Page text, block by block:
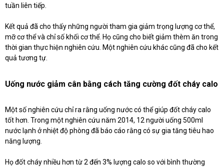
tuần liên tiếp.
Kết quả đã cho thấy những người tham gia giảm trọng lượng cơ thể,
mỡ cơ thể và chỉ số khối cơ thể. Họ cũng cho biết giảm thèm ăn trong
thời gian thực hiện nghiên cứu. Một nghiên cứu khác cũng đã cho kết
quả tương tự.
Uống nước giảm cân bằng cách tăng cường đốt cháy calo
Một số nghiên cứu chỉ ra rằng uống nước có thể giúp đốt cháy calo
tốt hơn. Trong một nghiên cứu năm 2014, 12 người uống 500ml
nước lạnh ở nhiệt độ phòng đã báo cáo rằng có sự gia tăng tiêu hao
năng lượng.
Họ đốt cháy nhiều hơn từ 2 đến 3% lượng calo so với bình thường